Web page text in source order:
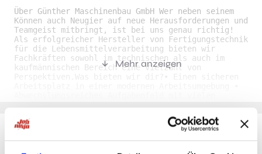
Über Günther Maschinenbau GmbH Wer neben seinem
Können auch Neugier auf neue Herausforderungen und
Teamgeist mitbringt, ist bei uns genau richtig!
Als erfolgreicher Hersteller von Fertigungstechnik
für die Lebensmittelverarbeitung bieten wir
Fachkräften sowohl im technischen als auch im
kaufmännischen Bereich eine Vielzahl von
einem mittelständischen Unternehmen • Einen
unbefristeten Arbeitsvertrag • Kostenfreie
Parkplätze • Flexible Arbeitszeiten • 30
UrlaubstageWas erwartet dich?• Verdrahtung von
Maschinen und Schaltungen nach Schaltplan •
Mehr anzeigen